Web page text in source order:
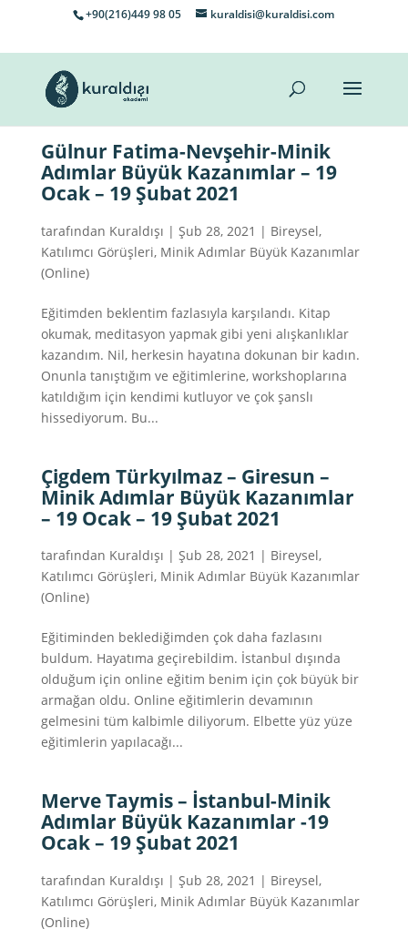
+90(216)449 98 05 kuraldisi@kuraldisi.com
Gülnur Fatima-Nevşehir-Minik
Adımlar Büyük Kazanımlar – 19
Ocak – 19 Şubat 2021
tarafından Kuraldışı | Şub 28, 2021 | Bireysel,
Katılımcı Görüşleri, Minik Adımlar Büyük Kazanımlar
(Online)
Eğitimden beklentim fazlasıyla karşılandı. Kitap
okumak, meditasyon yapmak gibi yeni alışkanlıklar
kazandım. Nil, herkesin hayatına dokunan bir kadın.
Onunla tanıştığım ve eğitimlerine, workshoplarına
katıldığım için kendimi kutluyor ve çok şanslı
hissediyorum. Bu...
Çigdem Türkyılmaz – Giresun –
Minik Adımlar Büyük Kazanımlar
– 19 Ocak – 19 Şubat 2021
tarafından Kuraldışı | Şub 28, 2021 | Bireysel,
Katılımcı Görüşleri, Minik Adımlar Büyük Kazanımlar
(Online)
Eğitiminden beklediğimden çok daha fazlasını
buldum. Hayatıma geçirebildim. İstanbul dışında
olduğum için online eğitim benim için çok büyük bir
armağan oldu. Online eğitimlerin devamının
gelmesini tüm kalbimle diliyorum. Elbette yüz yüze
eğitimlerin yapılacağı...
Merve Taymis – İstanbul-Minik
Adımlar Büyük Kazanımlar -19
Ocak – 19 Şubat 2021
tarafından Kuraldışı | Şub 28, 2021 | Bireysel,
Katılımcı Görüşleri, Minik Adımlar Büyük Kazanımlar
(Online)